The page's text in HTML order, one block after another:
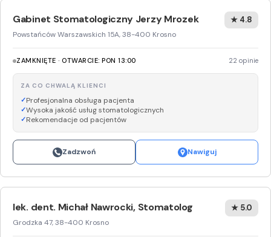
Gabinet Stomatologiczny Jerzy Mrozek
Powstańców Warszawskich 15A, 38-400 Krosno
★ 4.8
ZAMKNIĘTE · OTWARCIE: PON 13:00 22 opinie
ZA CO CHWALĄ KLIENCI
Profesjonalna obsługa pacjenta
Wysoka jakość usług stomatologicznych
Rekomendacje od pacjentów
Zadzwoń Nawiguj
lek. dent. Michał Nawrocki, Stomatolog
Grodzka 47, 38-400 Krosno
★ 5.0